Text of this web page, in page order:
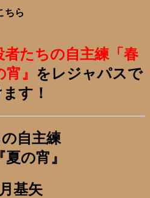
ちら
者たちの自主練「春
』 をレジャパスで
す！
自主練
夏の宵』
基矢